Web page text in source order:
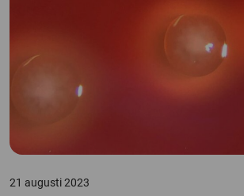
21 augusti 2023